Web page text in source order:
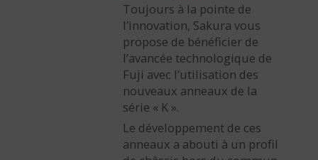
Toujours à la pointe de
l’innovation, Sakura vous
propose de bénéficier de
l’avancée technologique de
Fuji avec l’utilisation des
nouveaux anneaux de la
série « K ».
Le développement de ces
anneaux a abouti à un profil